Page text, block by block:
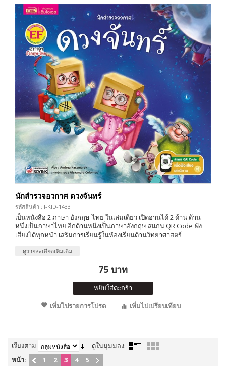
นักสำรวจอวกาศ ดวงจันทร์
รหัสสินค้า : I-KID-1433
เป็นหนังสือ 2 ภาษา อังกฤษ-ไทย ในเล่มเดียว เปิดอ่านได้ 2 ด้าน ด้าน
หนึ่งเป็นภาษาไทย อีกด้านหนึ่งเป็นภาษาอังกฤษ สแกน QR Code ฟัง
เสียงได้ทุกหน้า เสริมการเรียนรู้ในห้องเรียนด้านวิทยาศาสตร์
ดูรายละเอียดเพิ่มเติม
75 บาท
หยิบใส่ตะกร้า
เพิ่มไปรายการโปรด
เพิ่มไปเปรียบเทียบ
เรียงตาม
ดูในมุมมอง:
หน้า:
1 2 3 4 5